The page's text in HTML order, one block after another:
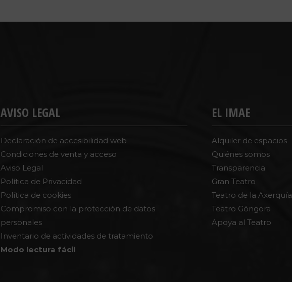
AVISO LEGAL
Declaración de accesibilidad web
Condiciones de venta y acceso
Aviso Legal
Política de Privacidad
Política de cookies
Compromiso con la protección de datos
personales
Inventario de actividades de tratamiento
Modo lectura fácil
EL IMAE
Alquiler de espacios
Quiénes somos
Transparencia
Gran Teatro
Teatro de la Axerquía
Teatro Góngora
Apoya al Teatro